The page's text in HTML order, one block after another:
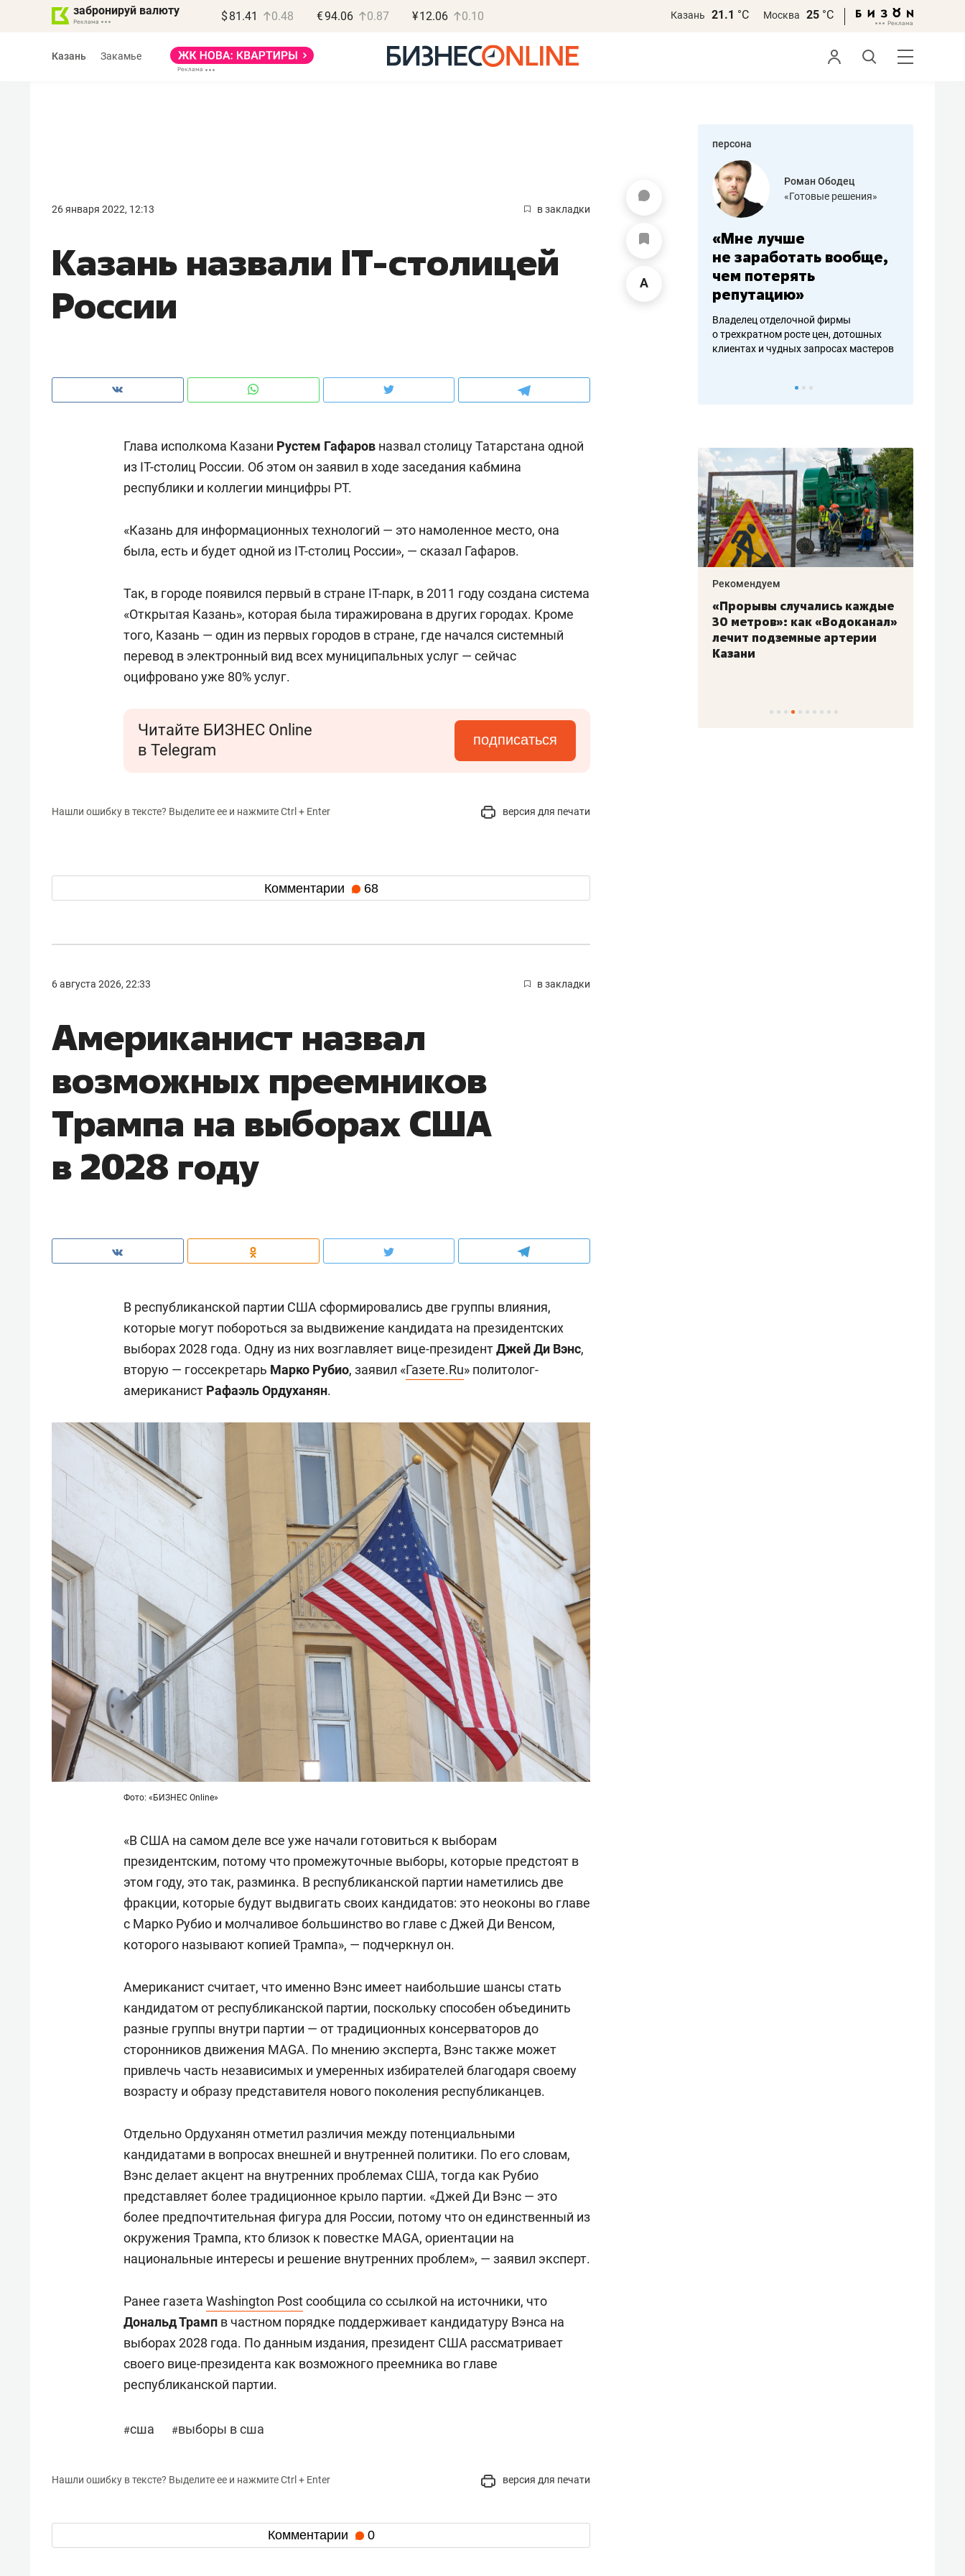
забронируй валюту $ 81.41 0.48 €94.06 0.87 ¥12.06 0.10 Казань 21.1 °С Москва 25 °С
Казань Закамье
26 января 2022, 12:13 в закладки
Казань назвали IT-столицей
России
Глава исполкома Казани Рустем Гафаров назвал столицу Татарстана одной
из IT-столиц России. Об этом он заявил в ходе заседания кабмина
республики и коллегии минцифры РТ.
«Казань для информационных технологий — это намоленное место, она
была, есть и будет одной из IT-столиц России», — сказал Гафаров.
Так, в городе появился первый в стране IT-парк, в 2011 году создана система
«Открытая Казань», которая была тиражирована в других городах. Кроме
того, Казань — один из первых городов в стране, где начался системный
перевод в электронный вид всех муниципальных услуг — сейчас
оцифровано уже 80% услуг.
Читайте БИЗНЕС Online
в Telegram
подписаться
Нашли ошибку в тексте? Выделите ее и нажмите Ctrl + Enter версия для печати
Комментарии 68
6 августа 2026, 22:33 в закладки
Американист назвал
возможных преемников
Трампа на выборах США
в 2028 году
В республиканской партии США сформировались две группы влияния,
которые могут побороться за выдвижение кандидата на президентских
выборах 2028 года. Одну из них возглавляет вице-президентДжей Ди Вэнс,
вторую — госсекретарь Марко Рубио, заявил «Газете.Ru» политолог-
американист Рафаэль Ордуханян.
Фото: «БИЗНЕС Online»
«В США на самом деле все уже начали готовиться к выборам
президентским, потому что промежуточные выборы, которые предстоят в
этом году, это так, разминка. В республиканской партии наметились две
фракции, которые будут выдвигать своих кандидатов: это неоконы во главе
с Марко Рубио и молчаливое большинство во главе с Джей Ди Венсом,
которого называют копией Трампа», — подчеркнул он.
Американист считает, что именно Вэнс имеет наибольшие шансы стать
кандидатом от республиканской партии, поскольку способен объединить
разные группы внутри партии — от традиционных консерваторов до
сторонников движения MAGA. По мнению эксперта, Вэнс также может
привлечь часть независимых и умеренных избирателей благодаря своему
возрасту и образу представителя нового поколения республиканцев.
Отдельно Ордуханян отметил различия между потенциальными
кандидатами в вопросах внешней и внутренней политики. По его словам,
Вэнс делает акцент на внутренних проблемах США, тогда как Рубио
представляет более традиционное крыло партии. «Джей Ди Вэнс — это
более предпочтительная фигура для России, потому что он единственный из
окружения Трампа, кто близок к повестке MAGA, ориентации на
национальные интересы и решение внутренних проблем», — заявил эксперт.
Ранее газета Washington Postсообщила со ссылкой на источники, что
Дональд Трамп в частном порядке поддерживает кандидатуру Вэнса на
выборах 2028 года. По данным издания, президент США рассматривает
своего вице-президента как возможного преемника во главе
республиканской партии.
#сша #выборы в сша
Нашли ошибку в тексте? Выделите ее и нажмите Ctrl + Enter версия для печати
Комментарии 0
персона
«Не зная местных
правил, бизнес может
потерять минимум
Роман Ободец
«Готовые решения»
«Мне лучше
не заработать вообще,
чем потерять
репутацию»
Владелец отделочной фирмы
о трехкратном росте цен, дотошных
клиентах и чудных запросах мастеров
150 камер до квартиры и Face
ID вместо ключа: какой будет
безопасность в ЖК «Нова»
Опыт выживания в дикой
природе, работа
с ментальным и физическим
состоянием как основа
Мексика, рок-концерт
и вагон с чак-чаком: как
в Менделеевске прошла
«Гонка Героев»
Рекомендуем
«Прорывы случались каждые
30 метров»: как «Водоканал»
лечит подземные артерии
Казани